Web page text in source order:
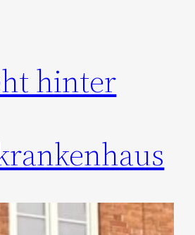
hinter